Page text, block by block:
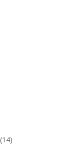
1414